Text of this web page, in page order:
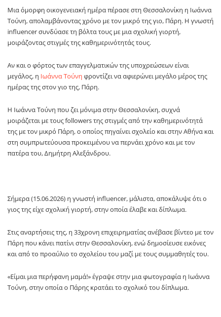
Μια όμορφη οικογενειακή ημέρα πέρασε στη Θεσσαλονίκη η Ιωάννα
Τούνη, απολαμβάνοντας χρόνο με τον μικρό της γιο, Πάρη. Η γνωστή
influencer συνδύασε τη βόλτα τους με μια σχολική γιορτή,
μοιράζοντας στιγμές της καθημερινότητάς τους.
Αν και ο φόρτος των επαγγελματικών της υποχρεώσεων είναι
μεγάλος, η Ιωάννα Τούνη φροντίζει να αφιερώνει μεγάλο μέρος της
ημέρας της στον γιο της, Πάρη.
Η Ιωάννα Τούνη που ζει μόνιμα στην Θεσσαλονίκη, συχνά
μοιράζεται με τους followers της στιγμές από την καθημερινότητά
της με τον μικρό Πάρη, ο οποίος πηγαίνει σχολείο και στην Αθήνα και
στη συμπρωτεύουσα προκειμένου να περνάει χρόνο και με τον
πατέρα του, Δημήτρη Αλεξάνδρου.
Σήμερα (15.06.2026) η γνωστή influencer, μάλιστα, αποκάλυψε ότι ο
γιος της είχε σχολική γιορτή, στην οποία έλαβε και δίπλωμα.
Στις αναρτήσεις της, η 33χρονη επιχειρηματίας ανέβασε βίντεο με τον
Πάρη που κάνει πατίνι στην Θεσσαλονίκη, ενώ δημοσίευσε εικόνες
και από το προαύλιο το σχολείου του μαζί με τους συμμαθητές του.
«Είμαι μια περήφανη μαμά!» έγραψε στην μια φωτογραφία η Ιωάννα
Τούνη, στην οποία ο Πάρης κρατάει το σχολικό του δίπλωμα.